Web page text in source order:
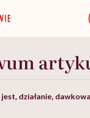
działanie,